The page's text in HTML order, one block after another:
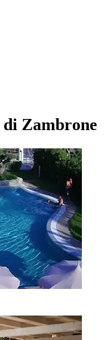
Zambrone